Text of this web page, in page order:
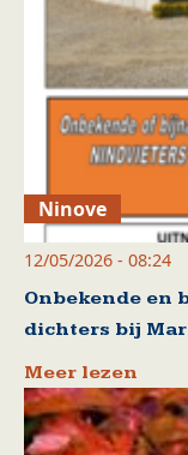
Ninove
12/05/2026 - 08:24
Onbekende en
dichters bij
Meer lezen